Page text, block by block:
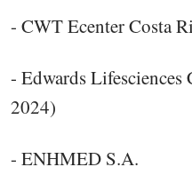
- CWT Ecenter Costa
- Edwards Lifesciences
2024)
- ENHMED S.A.